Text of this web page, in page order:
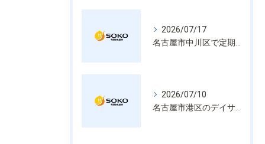
2026/07/17
2026/07/10